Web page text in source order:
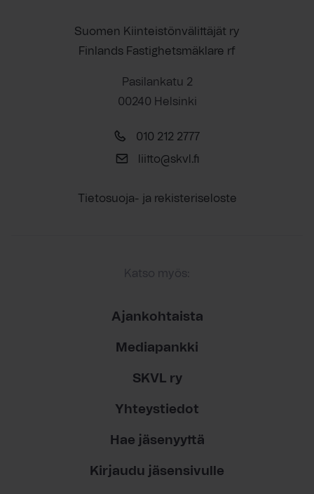
Suomen Kiinteistönvälittäjät ry
Finlands Fastighetsmäklare rf
Pasilankatu 2
00240 Helsinki
010 212 2777
liitto@skvl.fi
Tietosuoja- ja rekisteriseloste
Katso myös:
Ajankohtaista
Mediapankki
SKVL ry
Yhteystiedot
Hae jäsenyyttä
Kirjaudu jäsensivulle